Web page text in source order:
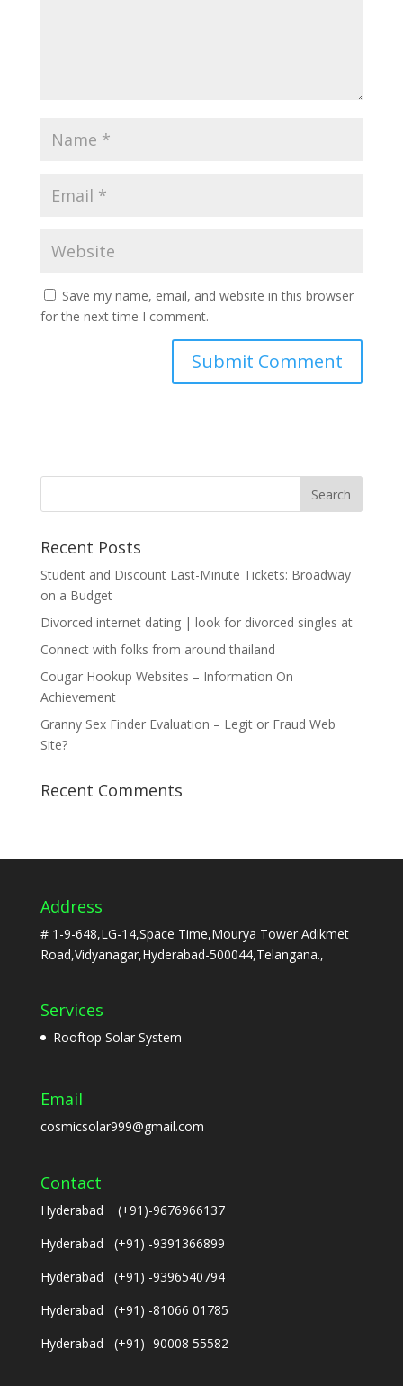
Save my name, email, and website in this browser
for the next time I comment.
Recent Posts
Student and Discount Last-Minute Tickets: Broadway
on a Budget
Divorced internet dating | look for divorced singles at
Connect with folks from around thailand
Cougar Hookup Websites – Information On
Achievement
Granny Sex Finder Evaluation – Legit or Fraud Web
Site?
Recent Comments
Address
# 1-9-648,LG-14,Space Time,Mourya Tower Adikmet
Road,Vidyanagar,Hyderabad-500044,Telangana.,
Services
Rooftop Solar System
Email
cosmicsolar999@gmail.com
Contact
Hyderabad (+91)-9676966137
Hyderabad (+91) -9391366899
Hyderabad (+91) -9396540794
Hyderabad (+91) -81066 01785
Hyderabad (+91) -90008 55582